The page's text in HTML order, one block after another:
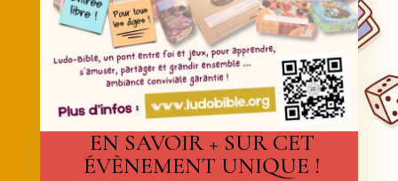
EN SAVOIR + SUR CET
ÉVÈNEMENT UNIQUE !